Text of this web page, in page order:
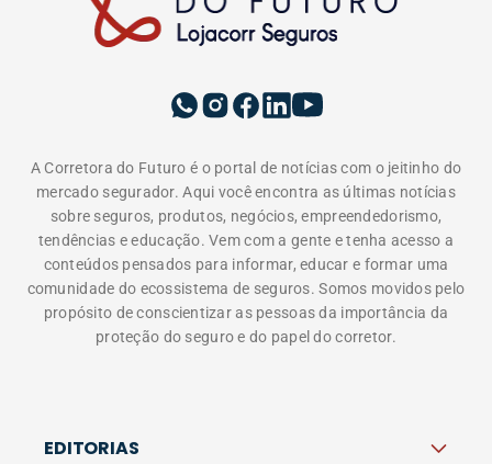
A Corretora do Futuro é o portal de notícias com o jeitinho do
mercado segurador. Aqui você encontra as últimas notícias
sobre seguros, produtos, negócios, empreendedorismo,
tendências e educação. Vem com a gente e tenha acesso a
conteúdos pensados para informar, educar e formar uma
comunidade do ecossistema de seguros. Somos movidos pelo
propósito de conscientizar as pessoas da importância da
proteção do seguro e do papel do corretor.
EDITORIAS